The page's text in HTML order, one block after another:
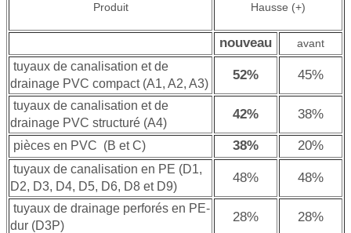
Produit Hausse (+)
nouveau avant
tuyaux de canalisation et de
drainage PVC compact (A1, A2, A3)
52% 45%
tuyaux de canalisation et de
drainage PVC structuré (A4)
42% 38%
pièces en PVC (B et C) 38% 20%
tuyaux de canalisation en PE (D1,
D2, D3, D4, D5, D6, D8 et D9)
48% 48%
tuyaux de drainage perforés en PE-
dur (D3P)
28% 28%